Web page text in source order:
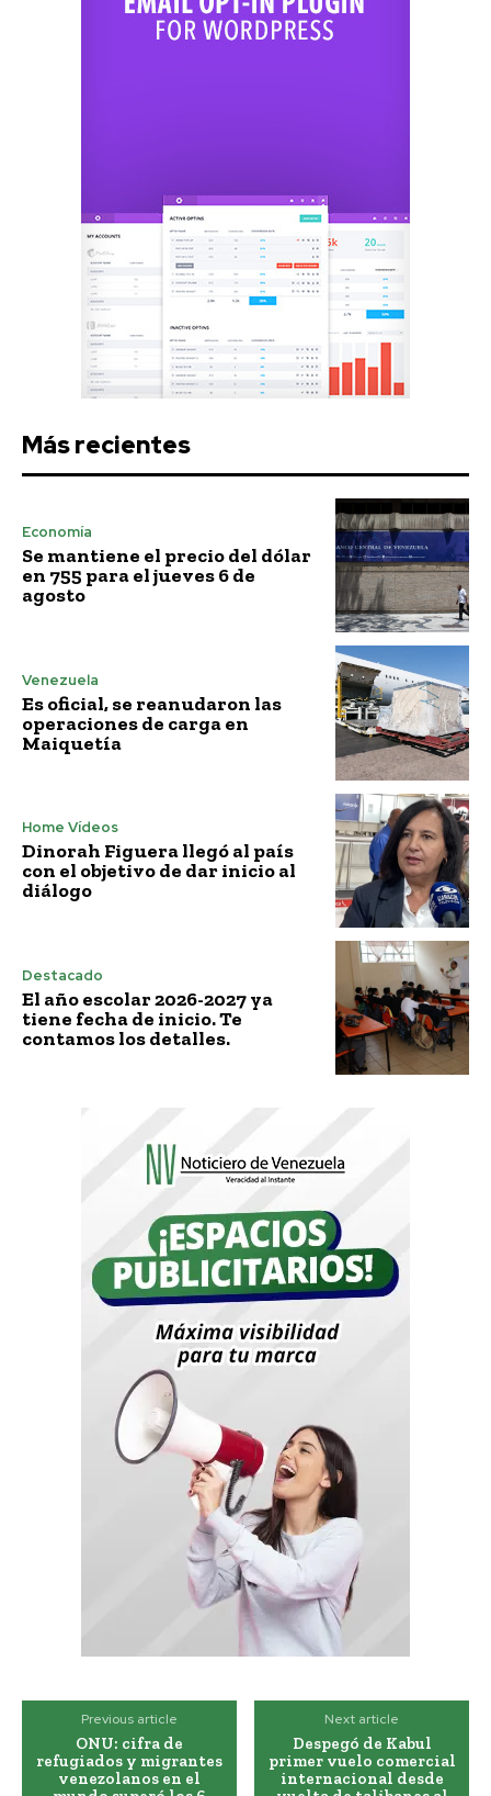
Más recientes
Economía
Se mantiene el precio del dólar
en 755 para el jueves 6 de
agosto
Venezuela
Es oficial, se reanudaron las
operaciones de carga en
Maiquetía
Home Vídeos
Dinorah Figuera llegó al país
con el objetivo de dar inicio al
diálogo
Destacado
El año escolar 2026-2027 ya
tiene fecha de inicio. Te
contamos los detalles.
Previous article
ONU: cifra de
refugiados y migrantes
venezolanos en el
Next article
Despegó de Kabul
primer vuelo comercial
internacional desde